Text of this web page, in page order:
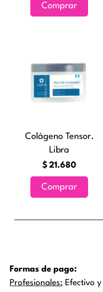
Comprar
Colágeno Tensor.
Libra
$ 21.680
Comprar
Formas de pago:
Profesionales: Efectivo